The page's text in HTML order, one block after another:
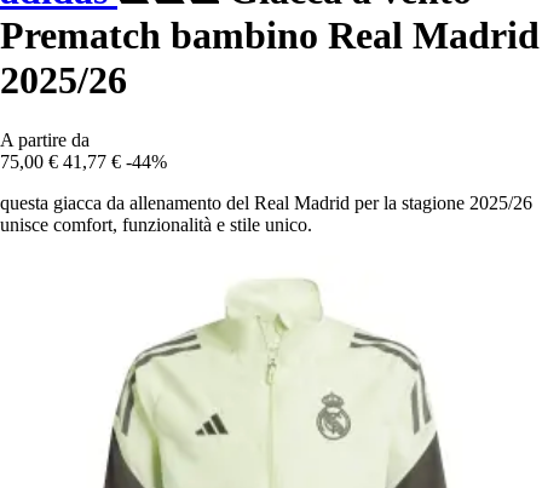
Prematch bambino Real Madrid
2025/26
A partire da
75,00 € 41,77 € -44%
questa giacca da allenamento del Real Madrid per la stagione 2025/26
unisce comfort, funzionalità e stile unico.